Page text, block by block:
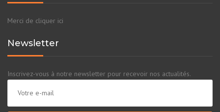
Merci de cliquer ici
Newsletter
Inscrivez-vous à notre newsletter pour recevoir nos actualités.